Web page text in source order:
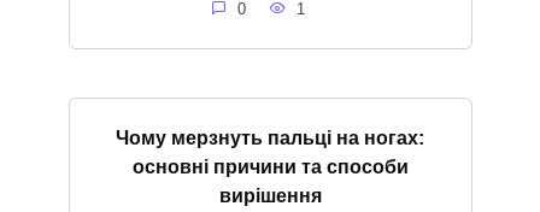
0 1
Чому мерзнуть пальці на ногах:
основні причини та способи
вирішення